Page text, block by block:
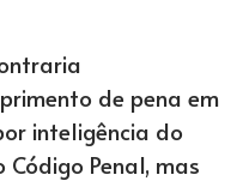
de pena em
inteligência do
Código Penal, mas